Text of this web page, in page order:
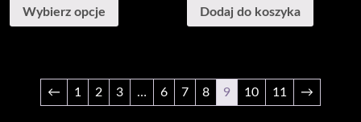
Wybierz opcje
multiple
variants.
Dodaj do koszyka
← 1 2 3 … 6 7 8 9 10 11 →